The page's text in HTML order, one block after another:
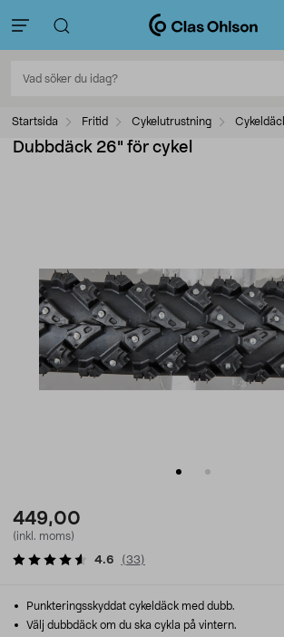
Startsida Fritid Cykelutrustning
Dubbdäck 26" för cykel
449,00
(inkl. moms)
4.6 (33)
Punkteringsskyddat cykeldäck med dubb.
Välj dubbdäck om du ska cykla på vintern.